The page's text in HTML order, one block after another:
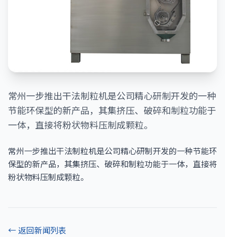
常州一步推出干法制粒机是公司精心研制开发的一种
节能环保型的新产品，其集挤压、破碎和制粒功能于
一体，直接将粉状物料压制成颗粒。
常州一步推出干法制粒机是公司精心研制开发的一种节能环
保型的新产品，其集挤压、破碎和制粒功能于一体，直接将
粉状物料压制成颗粒。
← 返回新闻列表